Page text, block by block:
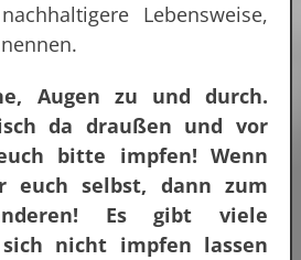
Lebensweise,
Augen zu und durch.
da draußen und vor
bitte impfen! Wenn
euch selbst, dann zum
Es gibt viele
nicht impfen lassen